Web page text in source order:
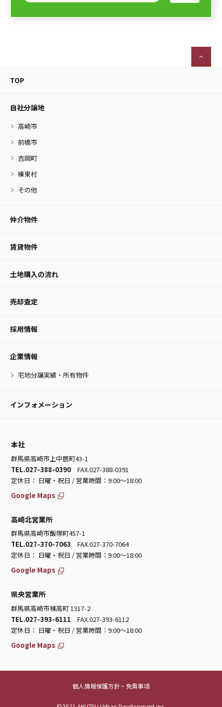
TOP
自社分譲地
高崎市
前橋市
吉岡町
榛東村
その他
仲介物件
賃貸物件
土地購入の流れ
売却査定
採用情報
企業情報
宅地分譲実績・所有物件
インフォメーション
本社
群馬県高崎市上中居町43-1
TEL.027-388-0390 FAX.027-388-0391
定休日： 日曜・祝日 / 営業時間：9:00～18:00
Google Maps
高崎北営業所
群馬県高崎市飯塚町457-1
TEL.027-370-7063 FAX.027-370-7064
定休日： 日曜・祝日 / 営業時間：9:00～18:00
Google Maps
県央営業所
群馬県高崎市棟高町 1317-2
TEL.027-393-6111 FAX.027-393-6112
定休日： 日曜・祝日 / 営業時間：9:00～18:00
Google Maps
個人情報保護方針・免責事項